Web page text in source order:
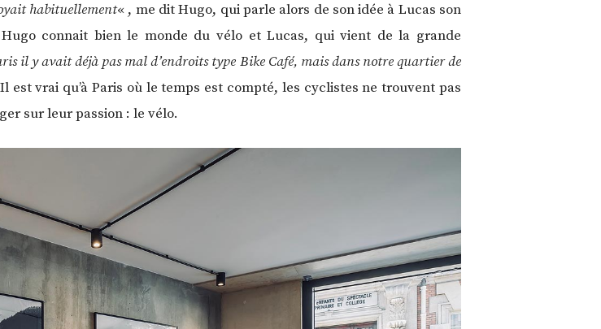
habituellement« , me dit Hugo, qui parle alors de son idée à Lucas son
connait bien le monde du vélo et Lucas, qui vient de la grande
il y avait déjà pas mal d’endroits type Bike Café, mais dans notre quartier de
est vrai qu’à Paris où le temps est compté, les cyclistes ne trouvent pas
sur leur passion : le vélo.